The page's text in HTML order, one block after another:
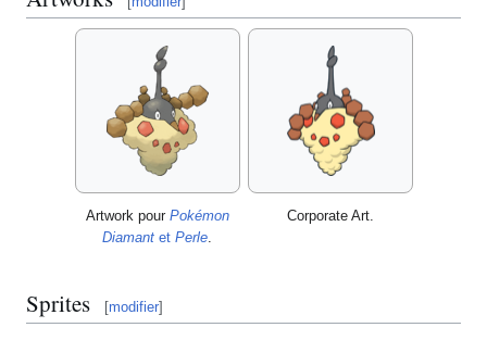
Artwork pour Pokémon
Diamant et Perle.
Corporate Art.
Sprites [modifier]